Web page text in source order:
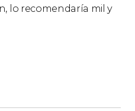
lo recomendaría mil y